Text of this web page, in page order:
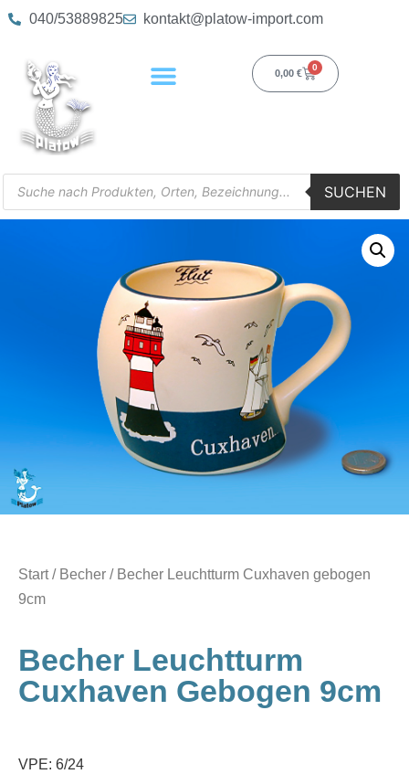
040/53889825 kontakt@platow-import.com
0,00 €
0
SUCHEN
Start/ Becher / Becher Leuchtturm Cuxhaven gebogen
9cm
Becher Leuchtturm
Cuxhaven Gebogen 9cm
VPE: 6/24